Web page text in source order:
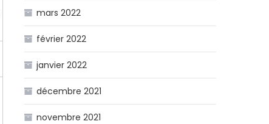
mars 2022
février 2022
janvier 2022
décembre 2021
novembre 2021